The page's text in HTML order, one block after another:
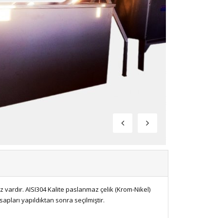
AISI304 Kalite paslanmaz çelik (Krom-Nikel)
yapıldıktan sonra seçilmiştir.